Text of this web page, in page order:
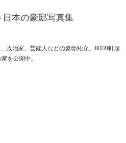
日本の豪邸写真集
政治家、芸能人などの豪邸紹介。8000軒超
を公開中。